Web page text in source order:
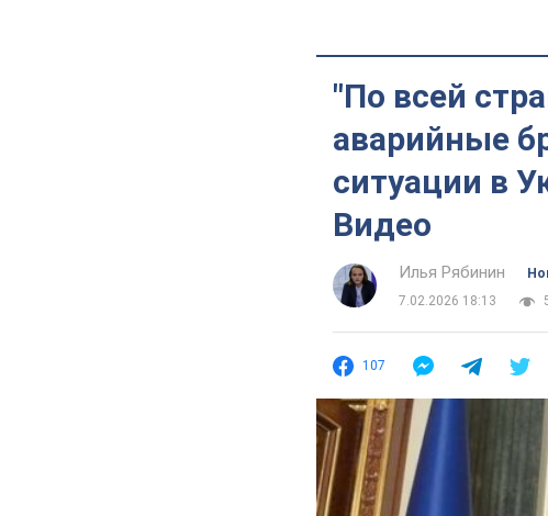
"По всей
аварийные
ситуации в
Видео
Илья Рябинин
7.02.2026 18:13
107